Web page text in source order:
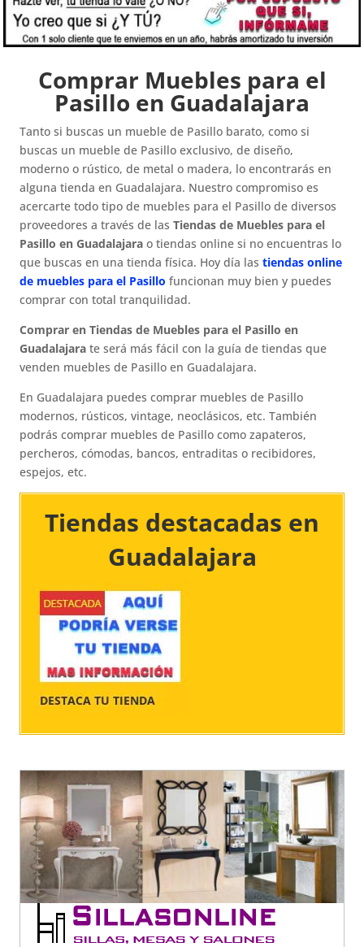
Comprar Muebles para el
Pasillo en Guadalajara
Tanto si buscas un mueble de Pasillo barato, como si
buscas un mueble de Pasillo exclusivo, de diseño,
moderno o rústico, de metal o madera, lo encontrarás en
alguna tienda en Guadalajara. Nuestro compromiso es
acercarte todo tipo de muebles para el Pasillo de diversos
proveedores a través de lasTiendas de Muebles para el
Pasillo en Guadalajara o tiendas online si no encuentras lo
que buscas en una tienda física. Hoy día lastiendas online
de muebles para el Pasillo funcionan muy bien y puedes
comprar con total tranquilidad.
Comprar en Tiendas de Muebles para el Pasillo en
Guadalajara te será más fácil con la guía de tiendas que
venden muebles de Pasillo en Guadalajara.
En Guadalajara puedes comprar muebles de Pasillo
modernos, rústicos, vintage, neoclásicos, etc. También
podrás comprar muebles de Pasillo como zapateros,
percheros, cómodas, bancos, entraditas o recibidores,
espejos, etc.
Tiendas destacadas en
Guadalajara​​​​​​​